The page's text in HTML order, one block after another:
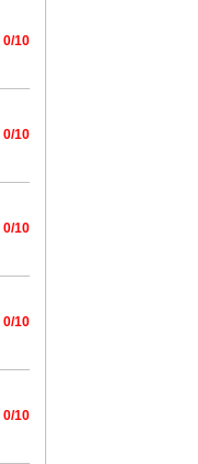
0/10
0/10
0/10
0/10
0/10